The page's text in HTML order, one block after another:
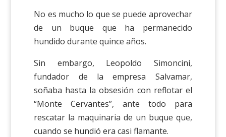
No es mucho lo que se puede aprovechar
de un buque que ha permanecido
hundido durante quince años.
Sin embargo, Leopoldo Simoncini,
fundador de la empresa Salvamar,
soñaba hasta la obsesión con reflotar el
“Monte Cervantes”, ante todo para
rescatar la maquinaria de un buque que,
cuando se hundió era casi flamante.